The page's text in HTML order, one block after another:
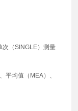
次（SINGLE）测量
平均值（MEA）、